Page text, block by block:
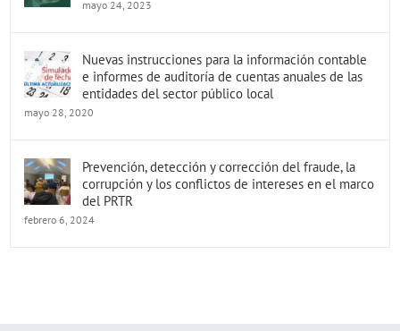
mayo 24, 2023
Nuevas instrucciones para la información contable
e informes de auditoría de cuentas anuales de las
entidades del sector público local
mayo 28, 2020
Prevención, detección y corrección del fraude, la
corrupción y los conflictos de intereses en el marco
del PRTR
febrero 6, 2024